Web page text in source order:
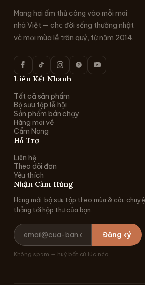
Mang hơi ấm thủ công vào mỗi mái
nhà Việt — cho đời sống thường nhật
và mọi mùa lễ trân quý, từ năm 2014.
Liên Kết Nhanh
Tất cả sản phẩm
Bộ sưu tập lễ hội
Sản phẩm bán chạy
Hàng mới về
Cẩm Nang
Hỗ Trợ
Liên hệ
Theo dõi đơn
Yêu thích
Nhận Cảm Hứng
Hàng mới, bộ sưu tập theo mùa & câu
thẳng tới hộp thư của bạn.
Đăng ký
Không spam — huỷ bất cứ lúc nào.